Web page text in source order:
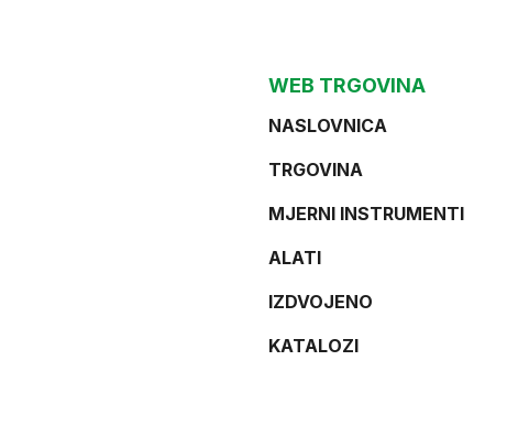
WEB TRGOVINA
NASLOVNICA
TRGOVINA
MJERNI INSTRUMENTI
ALATI
IZDVOJENO
KATALOZI